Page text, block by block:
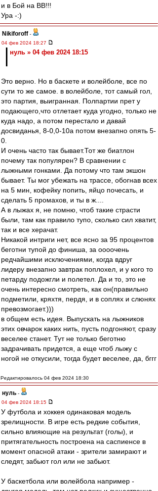
и в Бой на ВВ!!!
Ура -:)
Nikiforoff -
04 фев 2024 18:27
нуль » 04 фев 2024 18:15
Это верно. Но в баскете и волейболе, все по
сути то же самое. в волейболе, тот самый гол,
это партия, выигранная. Полпартии прет у
подающего,что отлетает куда угодно, только не
куда надо, а потом перестало и давай
досвиданья, 8-0,0-10а потом внезапно опять 5-
0.
И очень часто так бывает.Тот же биатлон
почему так популярен? В сравнении с
лыжными гонками. Да потому что там экшон
бывает. Ты мог убежать на трассе, обогнав всех
на 5 мин, кофейку попить, яйцо почесать, и
сделать 5 промахов, и ты в ж....
А в лыжах я, не помню, чтоб такие страсти
были, там как правило тупо, сколько сил хватит,
так и все херачат.
Никакой интриги нет, все ясно за 95 процентов
беготни тупой до финиша, за оооочень
редчайшими исключениями, когда вдруг
лидеру внезапно завтрак поплохел, и у кого то
петарду подожгли и полетел. Да и то, это не
очень интересно смотреть, как он(правильно
подметили, кряхтя, пердя, и в соплях и слюнях
превозмогает.)))
в общем есть идея. Выпускать на лыжников
этих овчарок каких нить, пусть подгоняют, сразу
веселее станет. Тут не только беготню
задрачивать придется, а еще чтоб лыжу с
ногой не откусили, тогда будет веселее, да, бггг
Редактировалось 04 фев 2024 18:30
нуль -
04 фев 2024 18:15
У футбола и хоккея одинаковая модель
зрелищности. В игре есть редкие события,
сильно влияющие на результат (голы), и
притягательность построена на саспиенсе в
момент опасной атаки - зрители замирают и
следят, забьют гол или не забьют.
У баскетбола или волейбола например -